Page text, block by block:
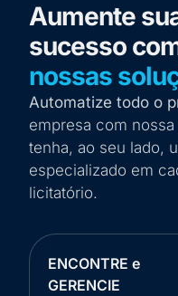
Aumente
sucesso
nossas
Automatize todo o
empresa com
tenha, ao seu lado,
especializado em
licitatório.
ENCONTRE e
GERENCIE